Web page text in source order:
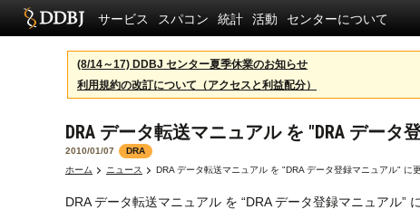
サービス スパコン 統計 活動 センターについて
(8/14～17) DDBJ センター夏季休業のお知らせ
利用規約の改訂について（アクセスと利益配分）
DRA データ転送マニュアル を "DRA データ
2010/01/07
DRA
ホーム
ニュース DRA データ転送マニュアル を "DRA データ登録マニュアル" に
DRA データ転送マニュアル を “DRA データ登録マニュアル” に